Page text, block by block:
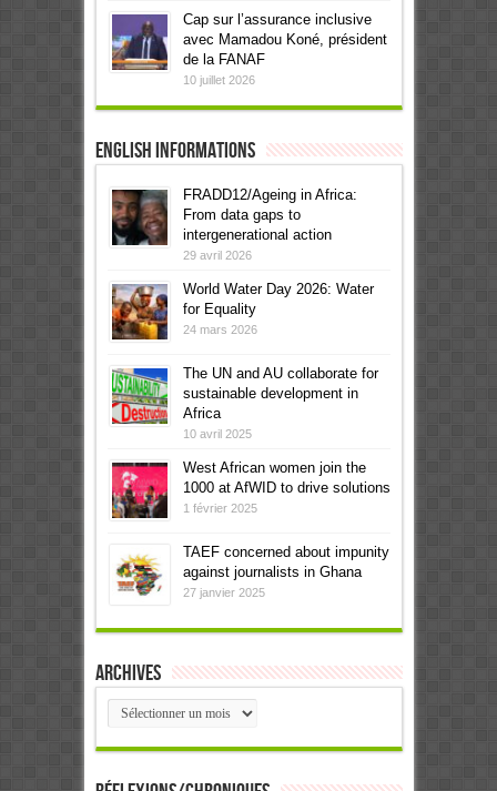
Cap sur l’assurance inclusive
avec Mamadou Koné, président
de la FANAF
10 juillet 2026
English informations
FRADD12/Ageing in Africa:
From data gaps to
intergenerational action
29 avril 2026
World Water Day 2026: Water
for Equality
24 mars 2026
The UN and AU collaborate for
sustainable development in
Africa
10 avril 2025
West African women join the
1000 at AfWID to drive solutions
1 février 2025
TAEF concerned about impunity
against journalists in Ghana
27 janvier 2025
Archives
Archives